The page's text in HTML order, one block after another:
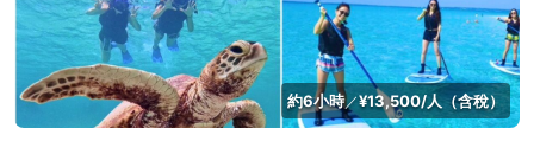
約6小時／¥13,500/人（含稅）